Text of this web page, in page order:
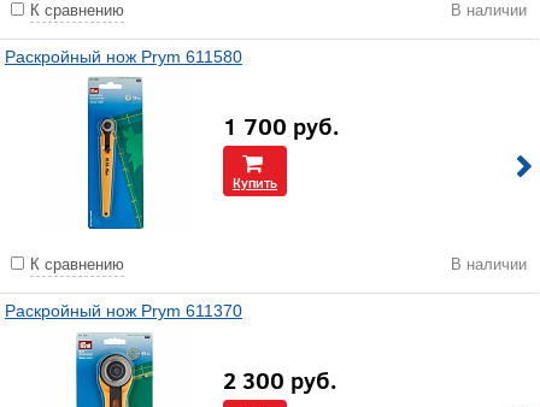
К сравнению В наличии
Раскройный нож Prym 611580
1 700 руб.
Купить
К сравнению В наличии
Раскройный нож Prym 611370
2 300 руб.